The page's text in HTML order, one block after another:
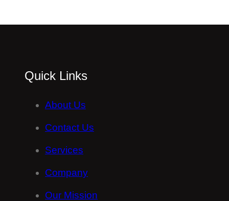
Quick Links
About Us
Contact Us
Services
Company
Our Mission